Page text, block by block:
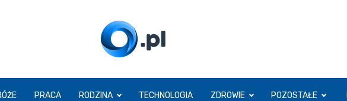
O.pl
PRACA RODZINA TECHNOLOGIA ZDROWIE POZOSTAŁE